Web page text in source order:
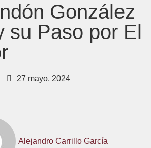
González
su Paso por El
27 mayo, 2024
Alejandro Carrillo García